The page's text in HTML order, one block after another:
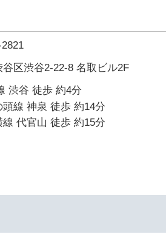
谷区渋谷2-22-8 名取ビル2F
渋谷 徒歩 約4分
頭線 神泉 徒歩 約14分
線 代官山 徒歩 約15分